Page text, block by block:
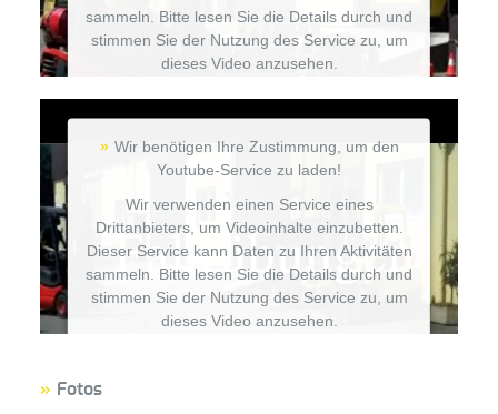
sammeln. Bitte lesen Sie die Details durch und
stimmen Sie der Nutzung des Service zu, um
dieses Video anzusehen.
Mehr Informationen
Akzeptieren
Powered byUsercentrics Consent Management
Platform
Wir benötigen Ihre Zustimmung, um den
Youtube-Service zu laden!
Wir verwenden einen Service eines
Drittanbieters, um Videoinhalte einzubetten.
Dieser Service kann Daten zu Ihren Aktivitäten
sammeln. Bitte lesen Sie die Details durch und
stimmen Sie der Nutzung des Service zu, um
dieses Video anzusehen.
Fotos